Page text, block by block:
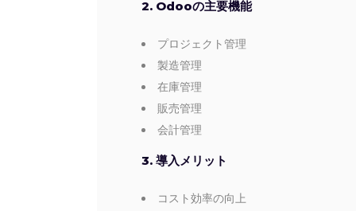
2. Odooの主要機能
プロジェクト管理
製造管理
在庫管理
販売管理
会計管理
3. 導入メリット
コスト効率の向上